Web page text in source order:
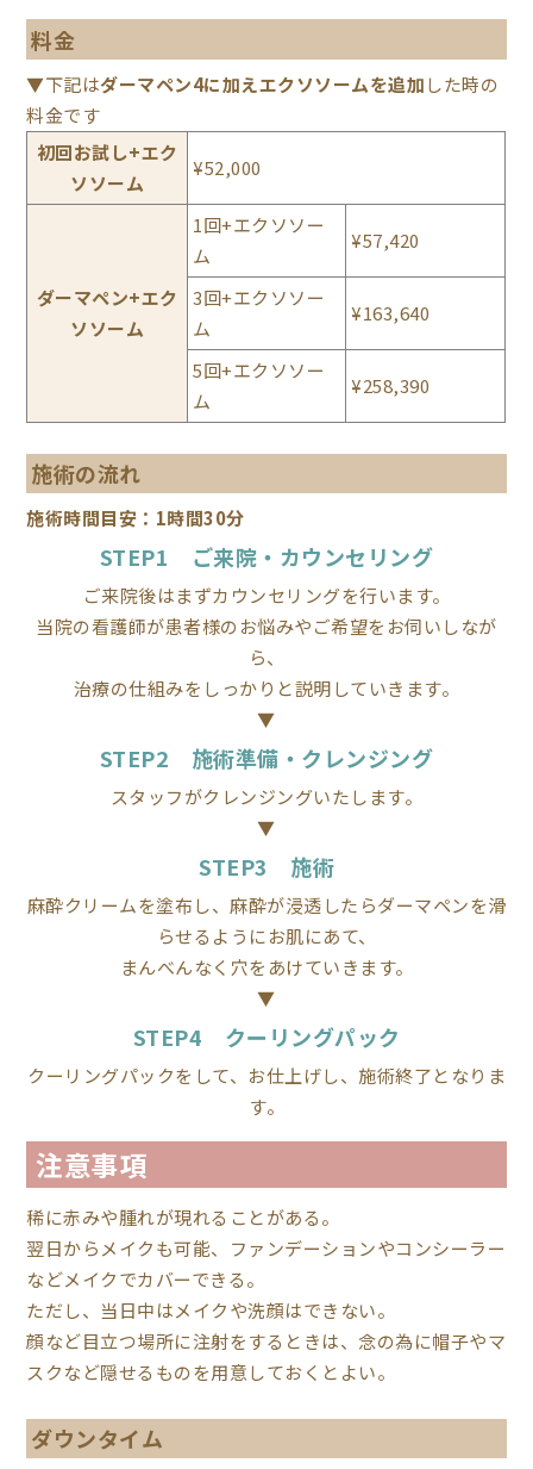
料金
▼下記はダーマペン4に加えエクソソームを追加した時の
料金です
初回お試し+エク
ソソーム
¥52,000
ダーマペン+エク
ソソーム
1回+エクソソー
ム
¥57,420
3回+エクソソー
ム
¥163,640
5回+エクソソー
ム
¥258,390
施術の流れ
施術時間目安：1時間30分
STEP1 ご来院・カウンセリング
ご来院後はまずカウンセリングを行います。
当院の看護師が患者様のお悩みやご希望をお伺いしなが
ら、
治療の仕組みをしっかりと説明していきます。
STEP2 施術準備・クレンジング
スタッフがクレンジングいたします。
STEP3 施術
麻酔クリームを塗布し、麻酔が浸透したらダーマペンを滑
らせるようにお肌にあて、
まんべんなく穴をあけていきます。
STEP4 クーリングパック
クーリングパックをして、お仕上げし、施術終了となりま
す。
注意事項
稀に赤みや腫れが現れることがある。
翌日からメイクも可能、ファンデーションやコンシーラー
などメイクでカバーできる。
ただし、当日中はメイクや洗顔はできない。
顔など目立つ場所に注射をするときは、念の為に帽子やマ
スクなど隠せるものを用意しておくとよい。
ダウンタイム